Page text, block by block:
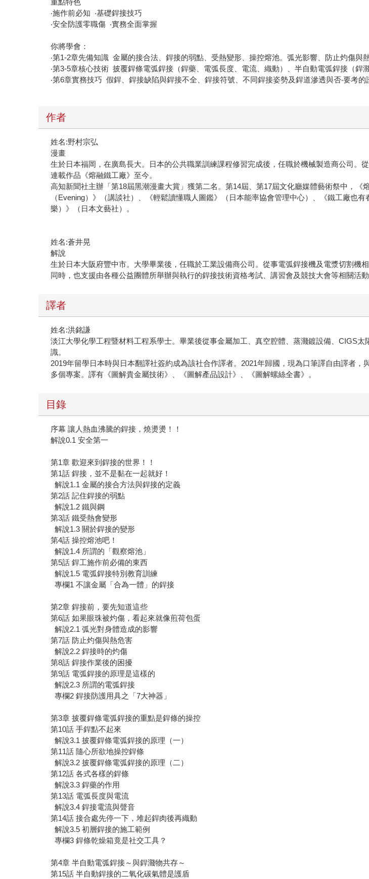
重點特色
‧施作前必知 ‧基礎銲接技巧
‧安全防護零職傷 ‧實務全面掌握
你將學會：
‧第1-2章先備知識 金屬的接合法、銲接的弱點、受熱變形、操控熔池。弧光影響、防止灼傷與
‧第3-5章核心技術 披覆銲條電弧銲接（銲藥、電弧長度、電流、織動）、半自動電弧銲接（銲
‧第6章實務技巧 假銲、銲接缺陷與銲接不全、銲接符號、不同銲接姿勢及銲道滲透與否‧要考的
作者
姓名:野村宗弘
漫畫
生於日本福岡，在廣島長大。日本的公共職業訓練課程修習完成後，任職於機械製造商公司。
連載作品《熔融鐵工廠》至今。
高知新聞社主辦「第18屆黑潮漫畫大賞」獲第二名。第14屆、第17屆文化廳媒體藝術祭中，
（Evening）》（講談社）、《輕鬆讀懂職人圖鑑》（日本能率協會管理中心）、《鐵工廠也
樂）》（日本文藝社）。
姓名:蒼井晃
解說
生於日本大阪府豐中市。大學畢業後，任職於工業設備商公司。從事電弧銲接機及電漿切割機
同時，也支援由各種公益團體所舉辦與執行的銲接技術資格考試、講習會及競技大會等相關活動
譯者
姓名:洪銘謙
淡江大學化學工程暨材料工程系學士。畢業後從事金屬加工、真空腔體、蒸濺鍍設備、CIGS
識。
2019年留學日本時與日本翻譯社簽約成為該社合作譯者。2021年歸國，現為口筆譯自由譯者
多個專案。譯有《圖解貴金屬技術》、《圖解產品設計》、《圖解螺絲全書》。
目錄
序幕 讓人熱血沸騰的銲接，燒燙燙！！
解說0.1 安全第一
第1章 歡迎來到銲接的世界！！
第1話 銲接，並不是黏在一起就好！
解說1.1 金屬的接合方法與銲接的定義
第2話 記住銲接的弱點
解說1.2 鐵與鋼
第3話 鐵受熱會變形
解說1.3 關於銲接的變形
第4話 操控熔池吧！
解說1.4 所謂的「觀察熔池」
第5話 銲工施作前必備的東西
解說1.5 電弧銲接特別教育訓練
專欄1 不讓金屬「合為一體」的銲接
第2章 銲接前，要先知道這些
第6話 如果眼珠被灼傷，看起來就像煎荷包蛋
解說2.1 弧光對身體造成的影響
第7話 防止灼傷與熱危害
解說2.2 銲接時的灼傷
第8話 銲接作業後的困擾
第9話 電弧銲接的原理是這樣的
解說2.3 所謂的電弧銲接
專欄2 銲接防護用具之「7大神器」
第3章 披覆銲條電弧銲接的重點是銲條的操控
第10話 手銲點不起來
解說3.1 披覆銲條電弧銲接的原理（一）
第11話 隨心所欲地操控銲條
解說3.2 披覆銲條電弧銲接的原理（二）
第12話 各式各樣的銲條
解說3.3 銲藥的作用
第13話 電弧長度與電流
解說3.4 銲接電流與聲音
第14話 接合處先停一下，堆起銲肉後再織動
解說3.5 初層銲接的施工範例
專欄3 銲條乾燥箱竟是社交工具？
第4章 半自動電弧銲接～與銲濺物共存～
第15話 半自動銲接的二氧化碳氣體是護盾